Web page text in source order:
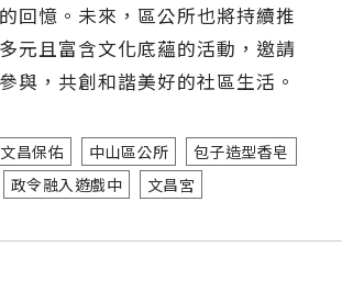
回憶。未來，區公所也將持續推
元且富含文化底蘊的活動，邀請
與，共創和諧美好的社區生活。
昌保佑 中山區公所
包子造型香皂
政令融入遊戲中 文昌宮